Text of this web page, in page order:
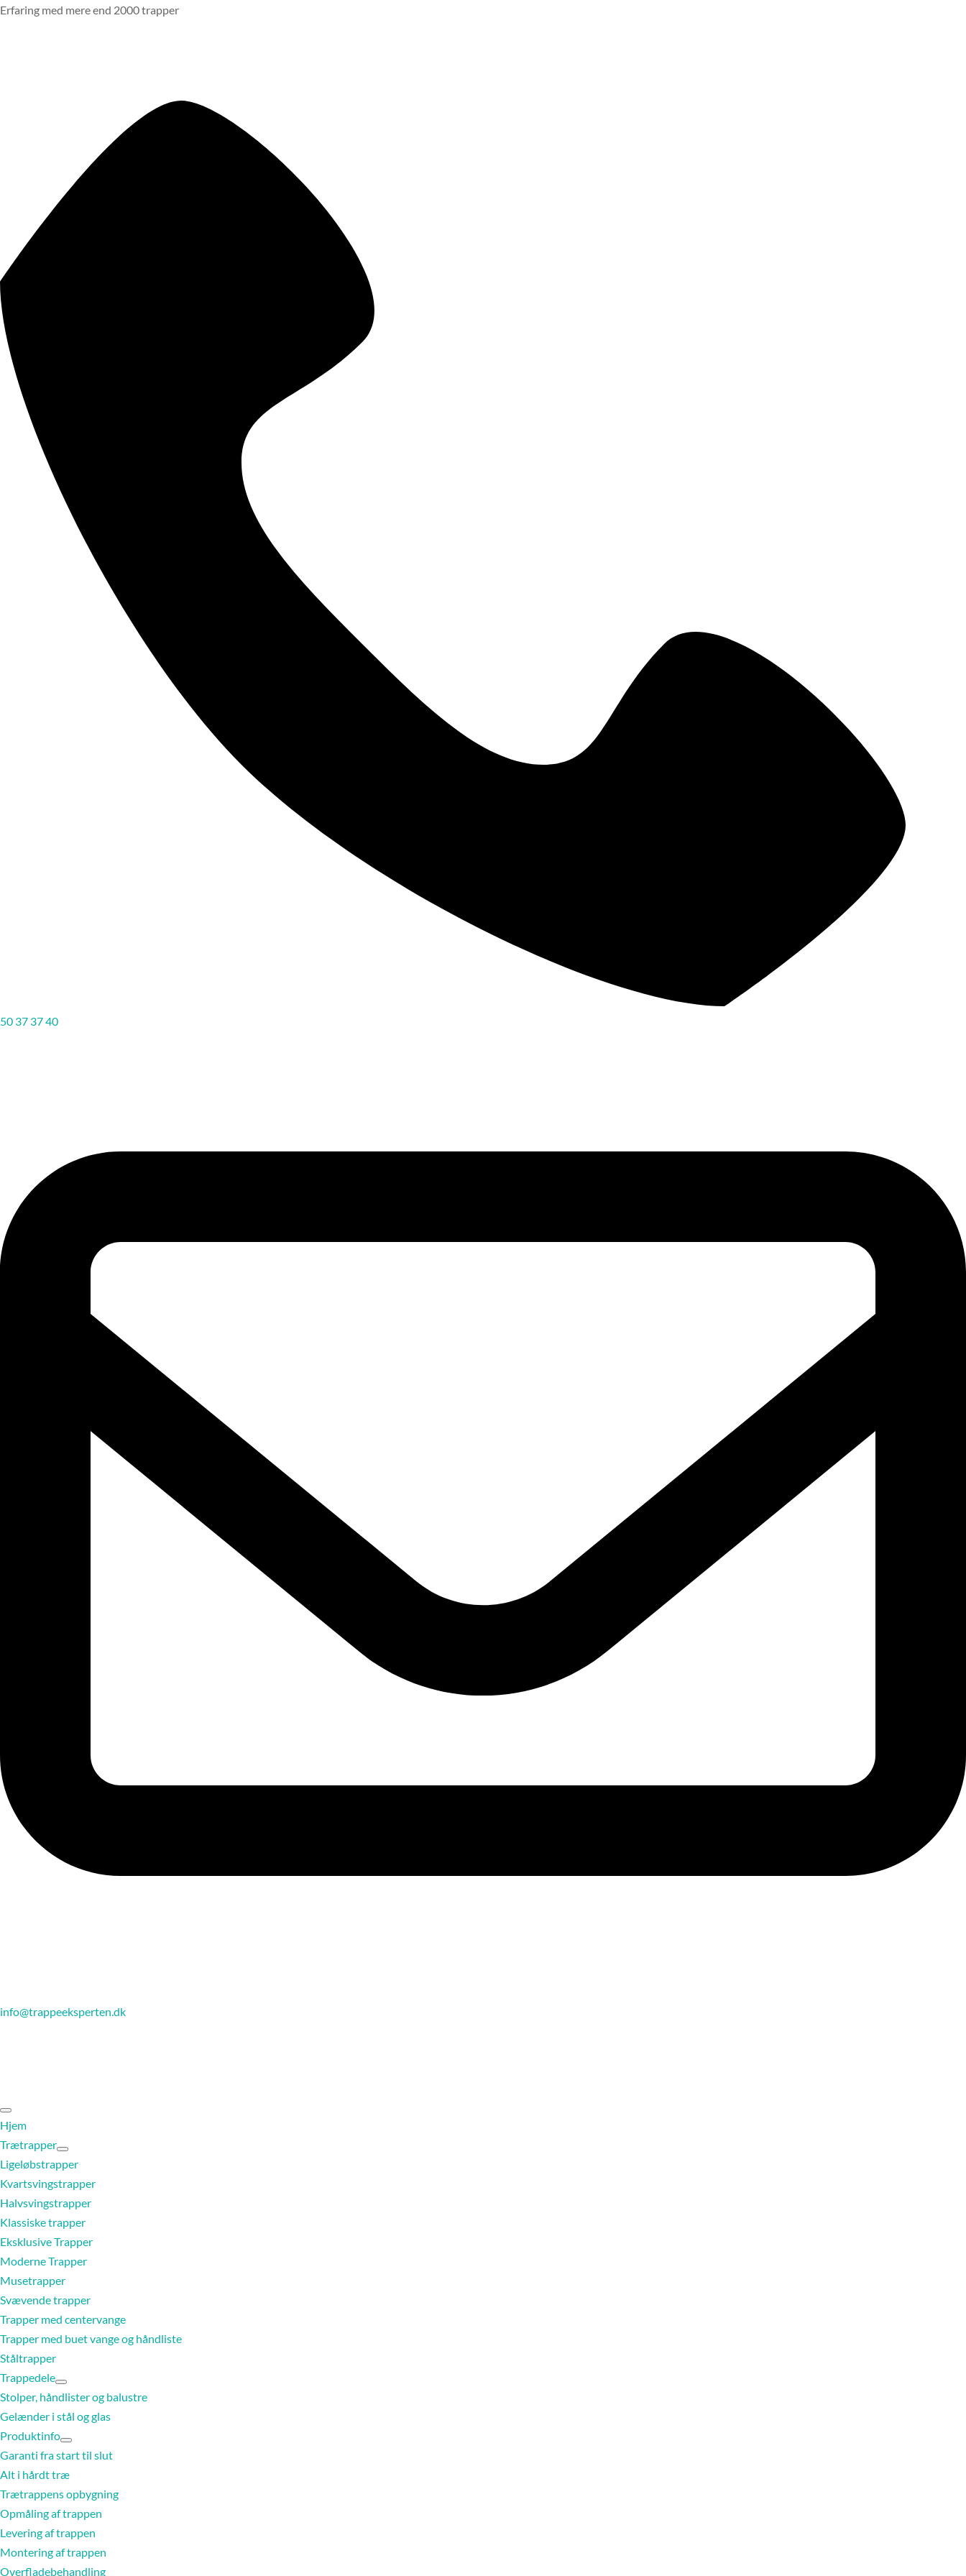
Erfaring med mere end 2000 trapper
50 37 37 40
info@trappeeksperten.dk
Hjem
Trætrapper
Ligeløbstrapper
Kvartsvingstrapper
Halvsvingstrapper
Klassiske trapper
Eksklusive Trapper
Moderne Trapper
Musetrapper
Svævende trapper
Trapper med centervange
Trapper med buet vange og håndliste
Ståltrapper
Trappedele
Stolper, håndlister og balustre
Gelænder i stål og glas
Produktinfo
Garanti fra start til slut
Alt i hårdt træ
Trætrappens opbygning
Opmåling af trappen
Levering af trappen
Montering af trappen
Overfladebehandling